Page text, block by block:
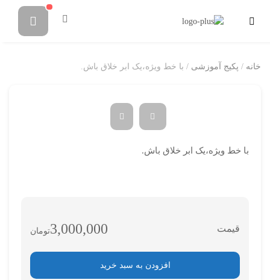
خانه / پکیج آموزشی / با خط ویژه،یک ابر خلاق باش.
با خط ویژه،یک ابر خلاق باش.
تومان3,000,000
افزودن به سبد خرید